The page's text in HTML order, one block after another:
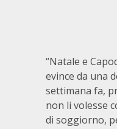
“Natale e
evince da una
settimana fa,
non li volesse
di soggiorno,